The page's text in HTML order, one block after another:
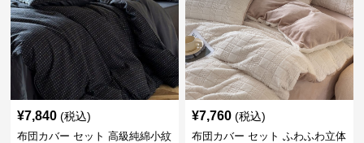
¥7,840 (税込)
布団カバー セット 高級純綿小紋
¥7,760 (税込)
布団カバー セット ふわふわ立体